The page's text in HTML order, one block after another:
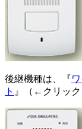
後継機種は、『
ト 』（←クリック